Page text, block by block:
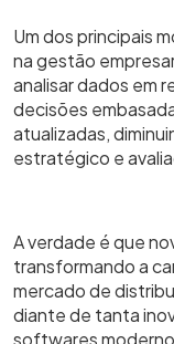
Um dos principais
na gestão
analisar dados em
decisões
atualizadas,
estratégico e
A verdade é que
transformando a
mercado de
diante de tanta
softwares